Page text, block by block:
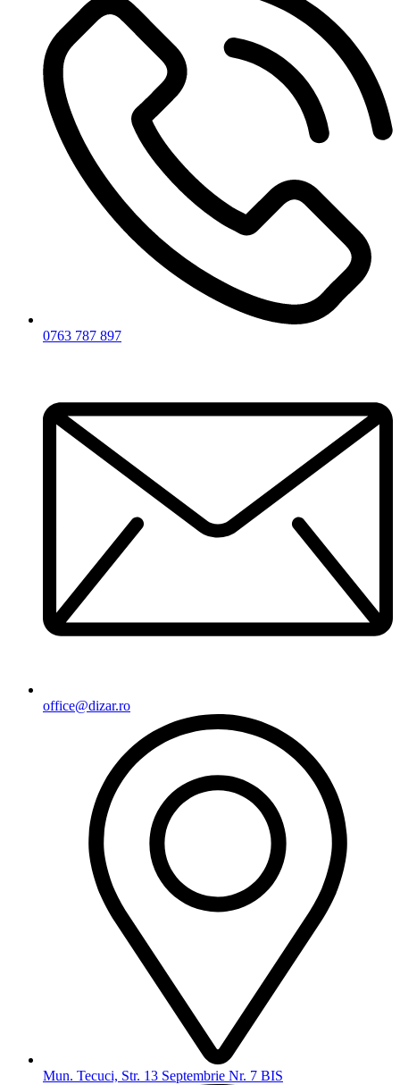
0763 787 897
office@dizar.ro
Mun. Tecuci, Str. 13 Septembrie Nr. 7 BIS